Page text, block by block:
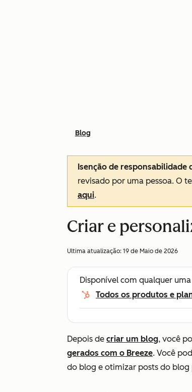
Blog
Isenção de responsabilidade
revisado por uma pessoa. O
aqui.
Criar e
Ultima atualização: 19 de Maio de 2026
Disponível com qualquer
Todos os produtos e
Depois de criar um blog, você
gerados com o Breeze. Você
do blog e otimizar posts do blog